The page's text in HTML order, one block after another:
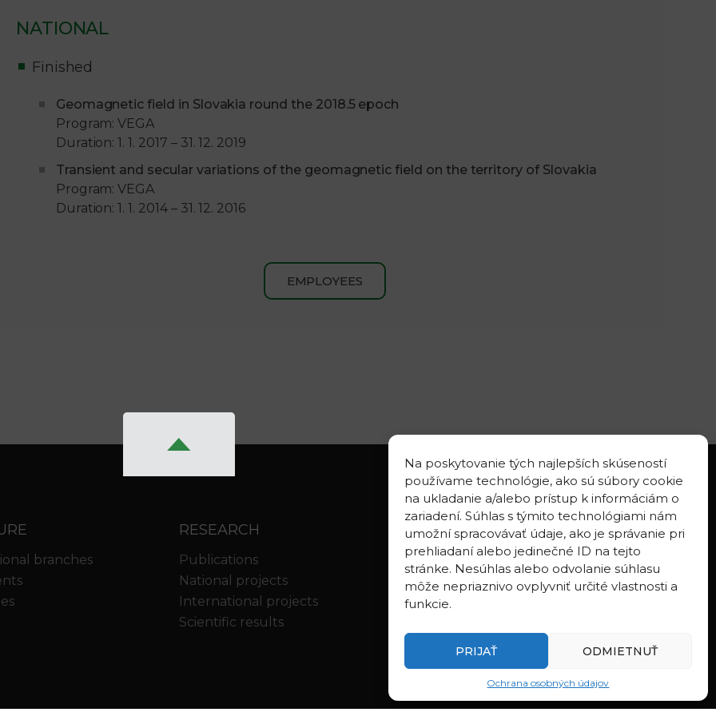
Na poskytovanie tých najlepších skúseností
používame technológie, ako sú súbory cookie
na ukladanie a/alebo prístup k informáciám o
zariadení. Súhlas s týmito technológiami nám
umožní spracovávať údaje, ako je správanie pri
prehliadaní alebo jedinečné ID na tejto
stránke. Nesúhlas alebo odvolanie súhlasu
môže nepriaznivo ovplyvniť určité vlastnosti a
funkcie.
PRIJAŤ ODMIETNUŤ
Ochrana osobných údajov
NATIONAL
Finished
Geomagnetic field in Slovakia round the 2018.5 epoch
Program: VEGA
Duration: 1. 1. 2017 – 31. 12. 2019
Transient and secular variations of the geomagnetic field on the territory of Slovakia
Program: VEGA
Duration: 1. 1. 2014 – 31. 12. 2016
EMPLOYEES
branches
RESEARCH
Publications
National projects
International projects
Scientific results
LINKS
Geologica Carpathica
Contributions to Geophysics and
Geodesy
Webmail BB